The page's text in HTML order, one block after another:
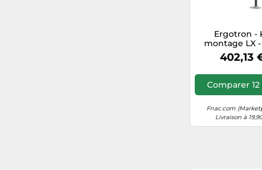
Ergotron -
montage LX
double
en aluminium
pouces
402,13
Comparer
Fnac.com
Livraison à